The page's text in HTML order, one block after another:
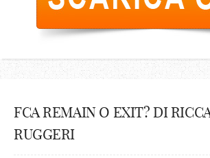
FCA REMAIN O EXIT? DI
RUGGERI